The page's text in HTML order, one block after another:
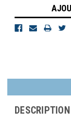
DESCRIPTION